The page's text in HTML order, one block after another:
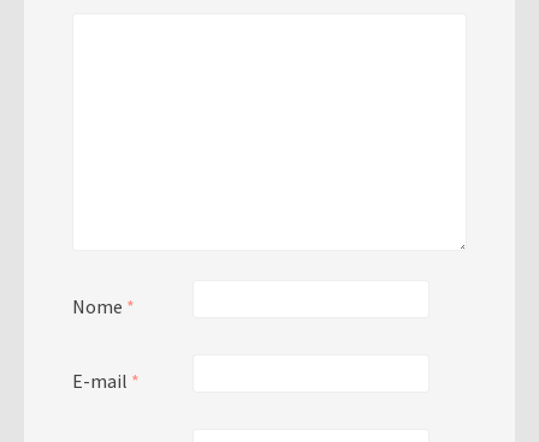
Nome *
E-mail *